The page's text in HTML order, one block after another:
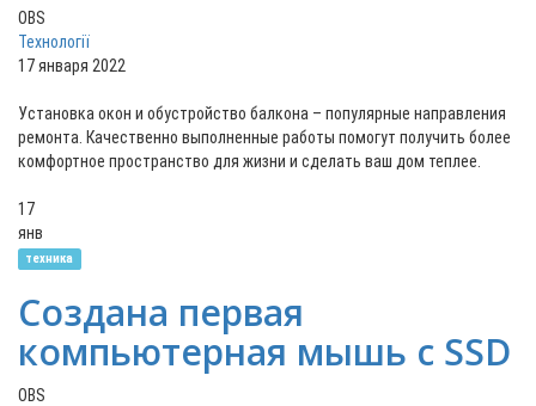
OBS
Технології
17 января 2022
Установка окон и обустройство балкона – популярные направления
ремонта. Качественно выполненные работы помогут получить более
комфортное пространство для жизни и сделать ваш дом теплее.
17
янв
техника
Создана первая
компьютерная мышь с SSD
OBS